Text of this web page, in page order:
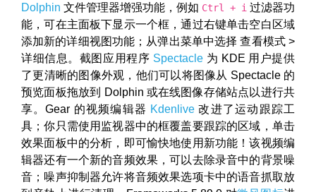
Dolphin 文件管理器增强功能，例如 Ctrl + i 过滤器功
能，可在主面板下显示一个框，通过右键单击空白区域
添加新的详细视图功能；从弹出菜单中选择 查看模式 >
详细信息。截图应用程序 Spectacle为 KDE 用户提供
了更清晰的图像外观，他们可以将图像从 Spectacle 的
预览面板拖放到 Dolphin 或在线图像存储站点以进行共
享。Gear 的视频编辑器 Kdenlive 改进了运动跟踪工
具；你只需使用监视器中的框覆盖要跟踪的区域，单击
效果面板中的分析，即可愉快地使用新功能！该视频编
辑器还有一个新的音频效果，可以去除录音中的背景噪
音；噪声抑制器允许将音频效果选项卡中的语音抓取放